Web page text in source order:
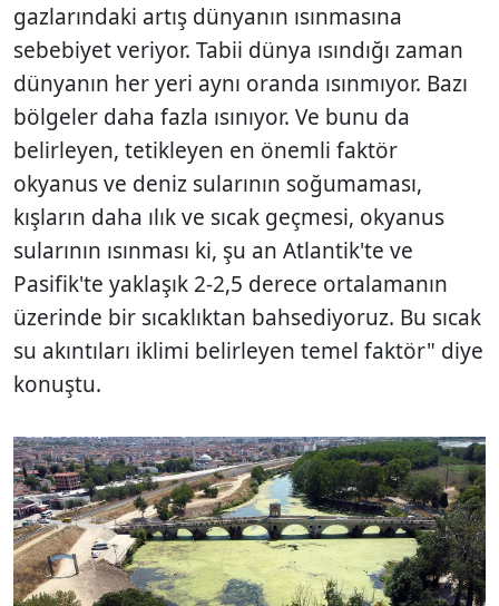
gazlarındaki artış dünyanın ısınmasına
sebebiyet veriyor. Tabii dünya ısındığı zaman
dünyanın her yeri aynı oranda ısınmıyor. Bazı
bölgeler daha fazla ısınıyor. Ve bunu da
belirleyen, tetikleyen en önemli faktör
okyanus ve deniz sularının soğumaması,
kışların daha ılık ve sıcak geçmesi, okyanus
sularının ısınması ki, şu an Atlantik'te ve
Pasifik'te yaklaşık 2-2,5 derece ortalamanın
üzerinde bir sıcaklıktan bahsediyoruz. Bu sıcak
su akıntıları iklimi belirleyen temel faktör" diye
konuştu.